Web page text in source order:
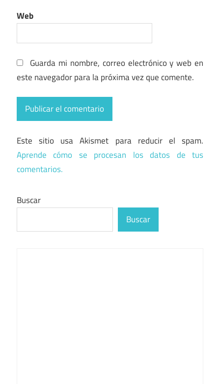
Web
Guarda mi nombre, correo electrónico y web en
este navegador para la próxima vez que comente.
Este sitio usa Akismet para reducir el spam.
Aprende cómo se procesan los datos de tus
comentarios.
Buscar
Buscar